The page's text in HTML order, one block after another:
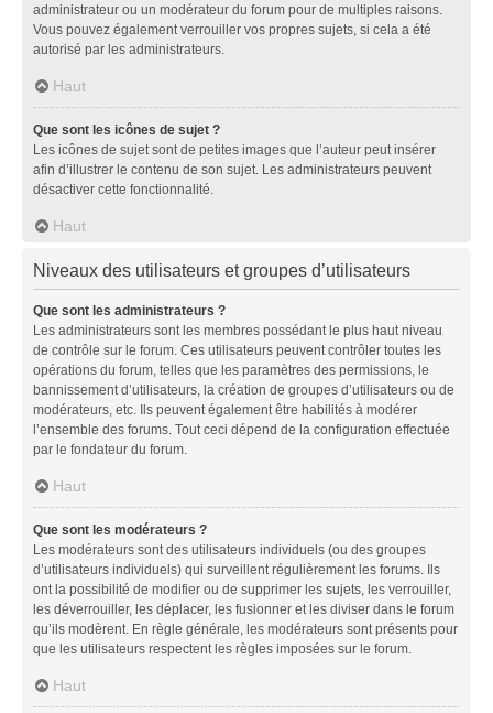
administrateur ou un modérateur du forum pour de multiples raisons.
Vous pouvez également verrouiller vos propres sujets, si cela a été
autorisé par les administrateurs.
Haut
Que sont les icônes de sujet ?
Les icônes de sujet sont de petites images que l’auteur peut insérer
afin d’illustrer le contenu de son sujet. Les administrateurs peuvent
désactiver cette fonctionnalité.
Haut
Niveaux des utilisateurs et groupes d’utilisateurs
Que sont les administrateurs ?
Les administrateurs sont les membres possédant le plus haut niveau
de contrôle sur le forum. Ces utilisateurs peuvent contrôler toutes les
opérations du forum, telles que les paramètres des permissions, le
bannissement d’utilisateurs, la création de groupes d’utilisateurs ou de
modérateurs, etc. Ils peuvent également être habilités à modérer
l’ensemble des forums. Tout ceci dépend de la configuration effectuée
par le fondateur du forum.
Haut
Que sont les modérateurs ?
Les modérateurs sont des utilisateurs individuels (ou des groupes
d’utilisateurs individuels) qui surveillent régulièrement les forums. Ils
ont la possibilité de modifier ou de supprimer les sujets, les verrouiller,
les déverrouiller, les déplacer, les fusionner et les diviser dans le forum
qu’ils modèrent. En règle générale, les modérateurs sont présents pour
que les utilisateurs respectent les règles imposées sur le forum.
Haut